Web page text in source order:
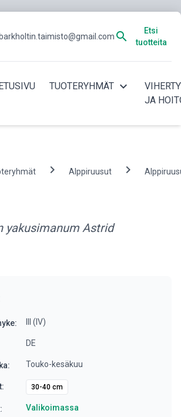
barkholtin.taimisto@gmail.com search
Etsi
tuotteita
TUOTERYHMÄT expand_more
JA
chevron_right Alppiruusut chevron_right
yakusimanum Astrid
III (IV)
DE
Touko-kesäkuu
30-40 cm
Valikoimassa